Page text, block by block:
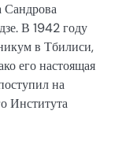
Сандрова
В 1942 году
в Тбилиси,
его настоящая
на
Института